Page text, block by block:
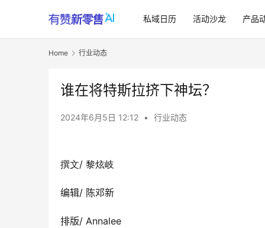
私域日历 活动沙龙 产品
Home 行业动态
谁在将特斯拉挤下神坛？
2024年6月5日 12:12 • 行业动态
撰文/ 黎炫岐
编辑/ 陈邓新
排版/ Annalee